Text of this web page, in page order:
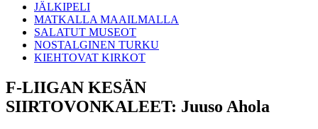
JÄLKIPELI
MATKALLA MAAILMALLA
SALATUT MUSEOT
NOSTALGINEN TURKU
KIEHTOVAT KIRKOT
F-LIIGAN KESÄN
SIIRTOVONKALEET: Juuso Ahola